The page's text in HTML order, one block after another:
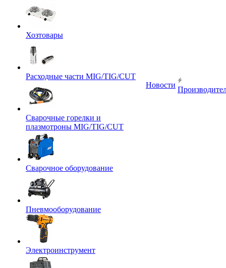
Хозтовары
Расходные части MIG/TIG/CUT
Сварочные горелки и
плазмотроны MIG/TIG/CUT
Сварочное оборудование
Пневмооборудование
Электроинструмент
Новости